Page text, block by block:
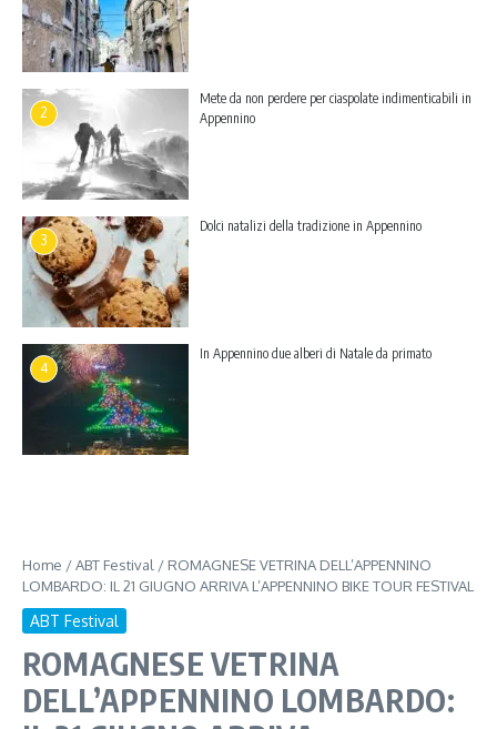
2
Mete da non perdere per ciaspolate indimenticabili in
Appennino
3
Dolci natalizi della tradizione in Appennino
4
In Appennino due alberi di Natale da primato
Home /ABT Festival / ROMAGNESE VETRINA DELL’APPENNINO
LOMBARDO: IL 21 GIUGNO ARRIVA L’APPENNINO BIKE TOUR FESTIVAL
ABT Festival
ROMAGNESE VETRINA
DELL’APPENNINO LOMBARDO: